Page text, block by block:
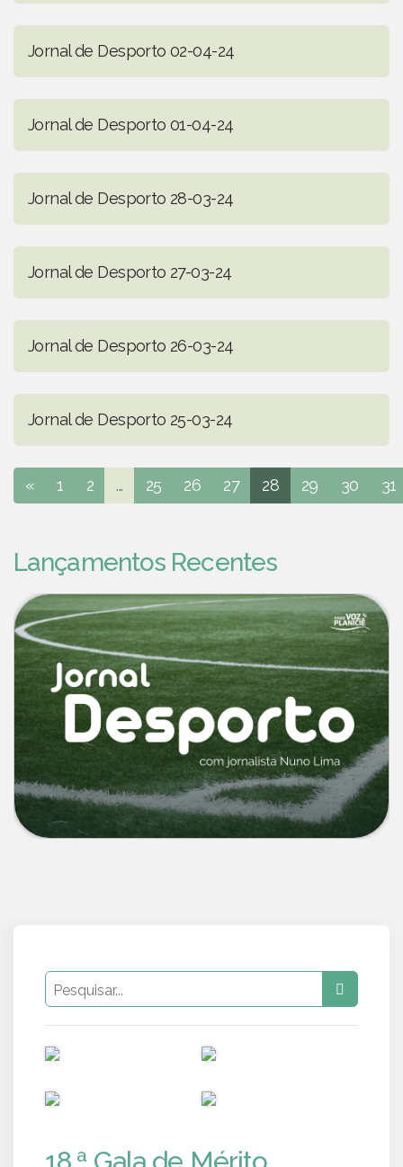
Jornal de Desporto 02-04-24
Jornal de Desporto 01-04-24
Jornal de Desporto 28-03-24
Jornal de Desporto 27-03-24
Jornal de Desporto 26-03-24
Jornal de Desporto 25-03-24
« 1 2 ... 25 26 27 28 29 30 31
Lançamentos Recentes